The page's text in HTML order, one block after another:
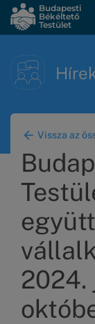
Ugrás
tartalomra
Budapesti
Békéltető
Testület
Vissza az
2024.